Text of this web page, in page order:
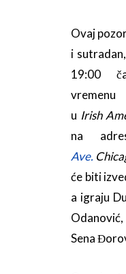
Ovaj
i
19:00
vremenu
u Irish
na
Ave.
će biti
a igraju
Sena